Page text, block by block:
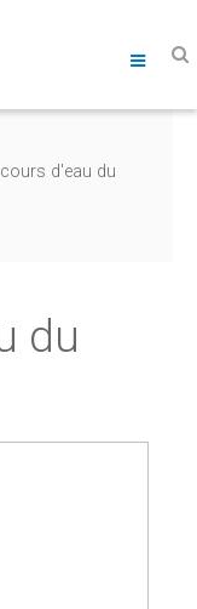
d'eau du
du